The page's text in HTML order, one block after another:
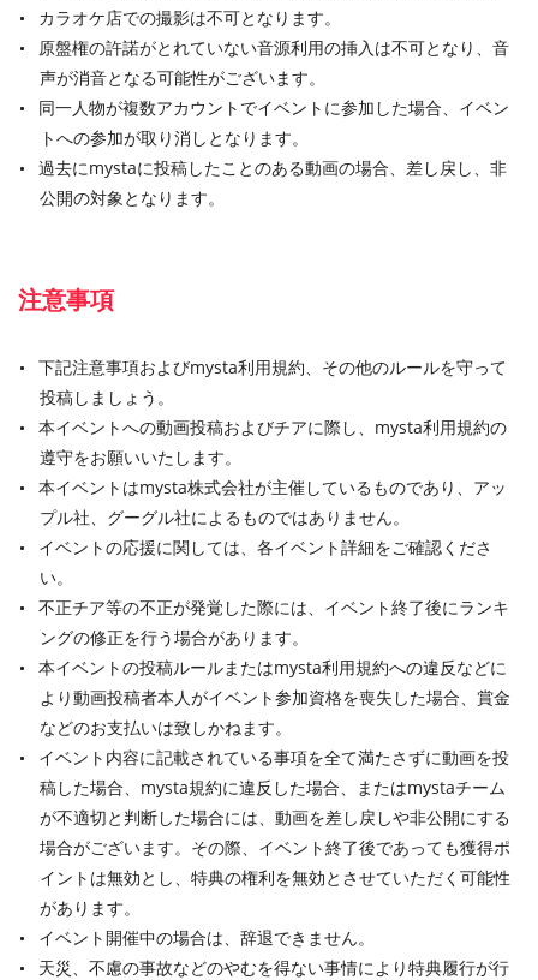
カラオケ店での撮影は不可となります。
原盤権の許諾がとれていない音源利用の挿入は不可となり、音
声が消音となる可能性がございます。
同一人物が複数アカウントでイベントに参加した場合、イベン
トへの参加が取り消しとなります。
過去にmystaに投稿したことのある動画の場合、差し戻し、非
公開の対象となります。
注意事項
下記注意事項およびmysta利用規約、その他のルールを守って
投稿しましょう。
本イベントへの動画投稿およびチアに際し、mysta利用規約の
遵守をお願いいたします。
本イベントはmysta株式会社が主催しているものであり、アッ
プル社、グーグル社によるものではありません。
イベントの応援に関しては、各イベント詳細をご確認くださ
い。
不正チア等の不正が発覚した際には、イベント終了後にランキ
ングの修正を行う場合があります。
本イベントの投稿ルールまたはmysta利用規約への違反などに
より動画投稿者本人がイベント参加資格を喪失した場合、賞金
などのお支払いは致しかねます。
イベント内容に記載されている事項を全て満たさずに動画を投
稿した場合、mysta規約に違反した場合、またはmystaチーム
が不適切と判断した場合には、動画を差し戻しや非公開にする
場合がございます。その際、イベント終了後であっても獲得ポ
イントは無効とし、特典の権利を無効とさせていただく可能性
があります。
イベント開催中の場合は、辞退できません。
天災、不慮の事故などのやむを得ない事情により特典履行が行